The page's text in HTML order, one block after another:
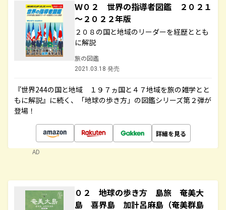
Ｗ０２ 世界の指導者図鑑 ２０２１
～２０２２年版
２０８の国と地域のリーダーを経歴ととも
に解説
旅の図鑑
2021.03.18 発売
『世界244の国と地域 １９７ヵ国と４７地域を旅の雑学とと
もに解説』に続く、「地球の歩き方」の図鑑シリーズ第２弾が
登場！
詳細を見る
AD
０２ 地球の歩き方 島旅 奄美大
島 喜界島 加計呂麻島（奄美群島